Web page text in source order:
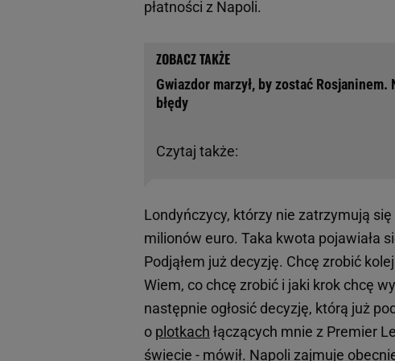
płatności z Napoli.
Czytaj także:
Gwiazdor marzył, by zostać
błędy
Londyńczycy, którzy nie zatrzymują
milionów euro. Taka kwota pojawiała
Podjąłem już decyzję. Chcę zrobić
Wiem, co chcę zrobić i jaki krok chcę
następnie ogłosić decyzję, którą już
o plotkach łączących mnie z Premier
świecie - mówił. Napoli zajmuje